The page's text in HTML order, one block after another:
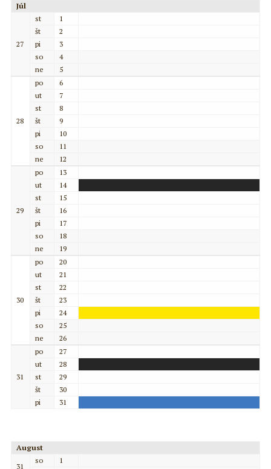
Júl
27
st
1
št
2
pi
3
so
4
ne
5
28
po
6
ut
7
st
8
št
9
pi
10
so
11
ne
12
29
po
13
ut
14
st
15
št
16
pi
17
so
18
ne
19
30
po
20
ut
21
st
22
št
23
pi
24
so
25
ne
26
31
po
27
ut
28
st
29
št
30
pi
31
August
31
so
1